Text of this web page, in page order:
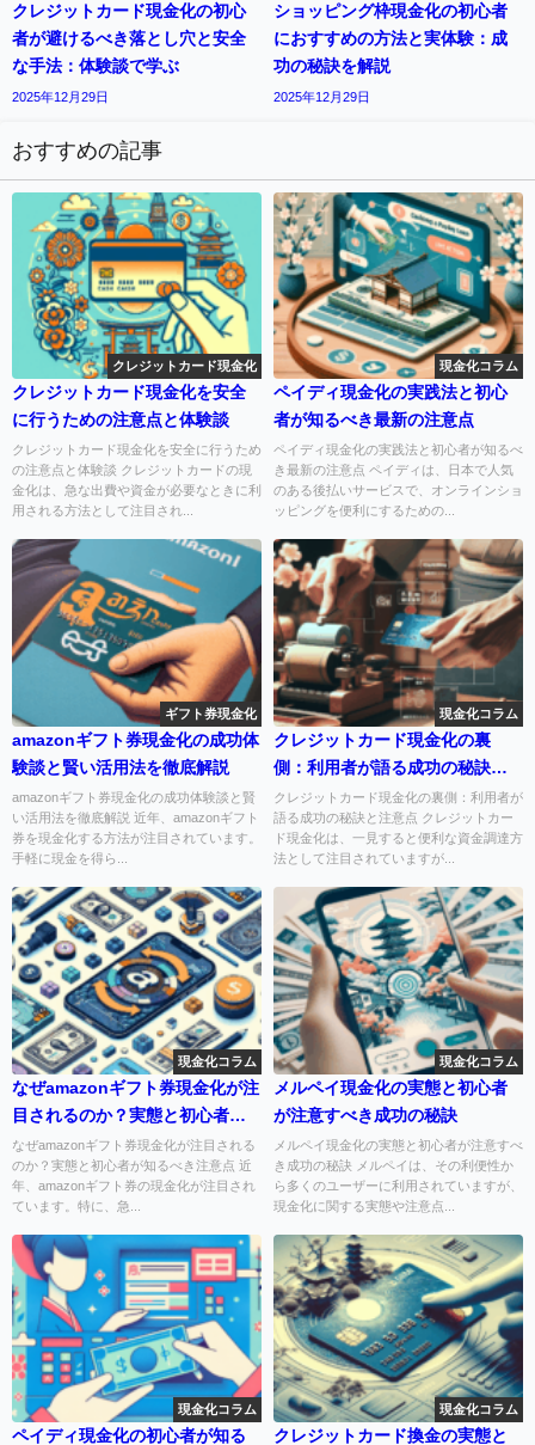
クレジットカード現金化の初心
者が避けるべき落とし穴と安全
な手法：体験談で学ぶ
2025年12月29日
ショッピング枠現金化の初心者
におすすめの方法と実体験：成
功の秘訣を解説
2025年12月29日
おすすめの記事
クレジットカード現金化
クレジットカード現金化を安全
に行うための注意点と体験談
クレジットカード現金化を安全に行うため
の注意点と体験談 クレジットカードの現
金化は、急な出費や資金が必要なときに利
用される方法として注目され...
現金化コラム
ペイディ現金化の実践法と初心
者が知るべき最新の注意点
ペイディ現金化の実践法と初心者が知るべ
き最新の注意点 ペイディは、日本で人気
のある後払いサービスで、オンラインショ
ッピングを便利にするための...
ギフト券現金化
amazonギフト券現金化の成功体
験談と賢い活用法を徹底解説
amazonギフト券現金化の成功体験談と賢
い活用法を徹底解説 近年、amazonギフト
券を現金化する方法が注目されています。
手軽に現金を得ら...
現金化コラム
クレジットカード現金化の裏
側：利用者が語る成功の秘訣と
注意点
クレジットカード現金化の裏側：利用者が
語る成功の秘訣と注意点 クレジットカー
ド現金化は、一見すると便利な資金調達方
法として注目されていますが...
現金化コラム
なぜamazonギフト券現金化が注
目されるのか？実態と初心者が
知るべき注意点
なぜamazonギフト券現金化が注目される
のか？実態と初心者が知るべき注意点 近
年、amazonギフト券の現金化が注目され
ています。特に、急...
現金化コラム
メルペイ現金化の実態と初心者
が注意すべき成功の秘訣
メルペイ現金化の実態と初心者が注意すべ
き成功の秘訣 メルペイは、その利便性か
ら多くのユーザーに利用されていますが、
現金化に関する実態や注意点...
現金化コラム
ペイディ現金化の初心者が知る
現金化コラム
クレジットカード換金の実態と